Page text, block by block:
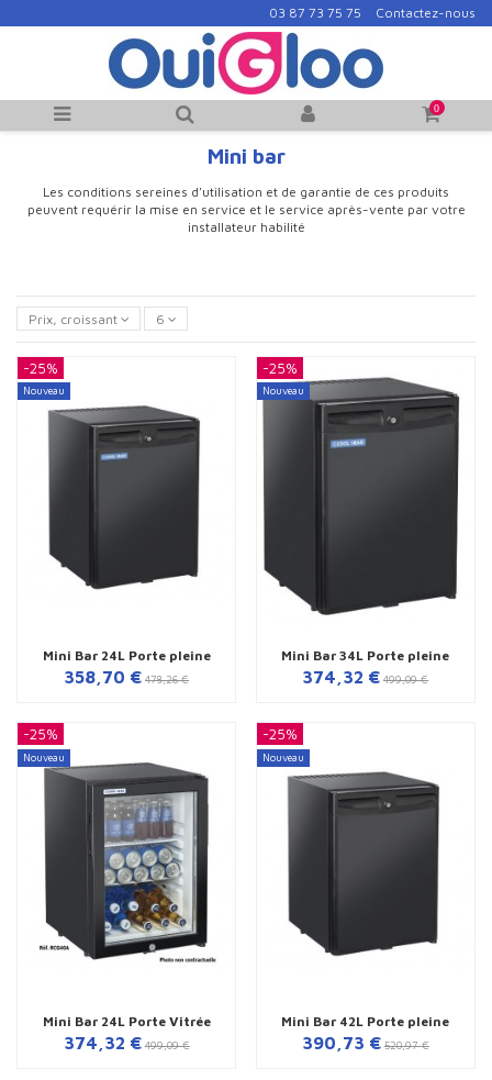
03 87 73 75 75 Contactez-nous
0
Mini bar
Les conditions sereines d'utilisation et de garantie de ces produits
peuvent requérir la mise en service et le service après-vente par votre
installateur habilité
Prix, croissant 6
-25%
Nouveau
Mini Bar 24L Porte pleine
358,70 € 478,26 €
-25%
Nouveau
Mini Bar 34L Porte pleine
374,32 € 499,09 €
-25%
Nouveau
Mini Bar 24L Porte Vitrée
374,32 € 499,09 €
-25%
Nouveau
Mini Bar 42L Porte pleine
390,73 € 520,97 €